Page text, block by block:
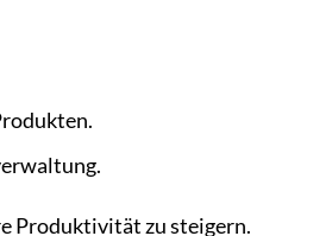
Produktivität zu steigern.